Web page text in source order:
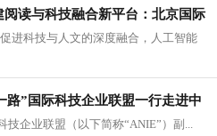
读与科技融合新平台：北京国际
动
进科技与人文的深度融合，人工智能
路”国际科技企业联盟一行走进中
技企业联盟（以下简称“ANIE”）副...